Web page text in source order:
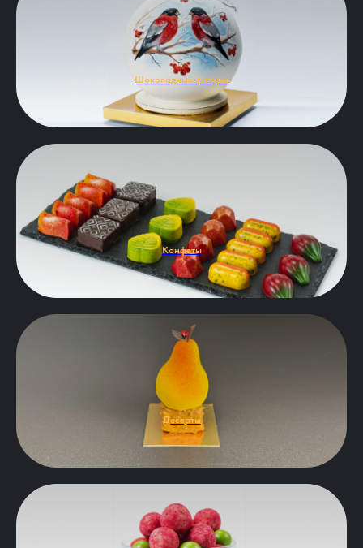
Шоколадные фигуры
Конфеты
Десерты